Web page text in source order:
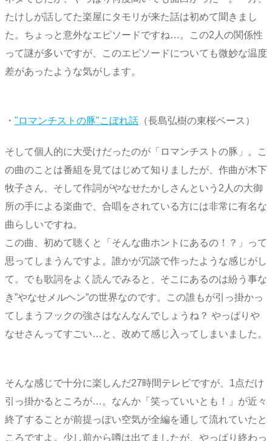
たけしが話してた楽屋にタモリが来た話は初めて聞きまし
た。ちょっと意外なエピソードですね…。この2人の関係性
って謎が多いですが、このエピソードについても微妙な温度
差があったような気がします。
・ "ロマンチストの豚"こぼれ話 （長島弘樹の東桜ベース）
そして個人的に大受けだったのが「ロマンチストの豚」。こ
の曲のことは番組を見てはじめて知りましたが、作曲が木下
牧子さん、そして作詞がやなせたかしさんという2人の大御
所の手による楽曲で、合唱をされている方には非常に有名な
曲らしいですね。
この曲、初めて聴くと「そんな曲ホントにあるの！？」って
思ってしまうんですよ。誰かが冗談で作ったような感じがし
て。でも歌詞をよく読んでみると、そこにあるのは紛う事な
き”やなせメルヘン”の世界なのです。この誰もが引っ掛かっ
てしまうフックの強さはなんなんでしょうね？ やっぱりや
なせさんってすごい…と、改めて感じ入ってしまいました。
そんな感じで十分に楽しんだ27時間テレビですが、1点だけ
引っ掛かるところが…。なんか「笑っていいとも！」が近々
終了することが前提っぽい空気が全編を通して流れていたと
ころですよ。少し前から噂は出てましたが、やっぱり終わっ